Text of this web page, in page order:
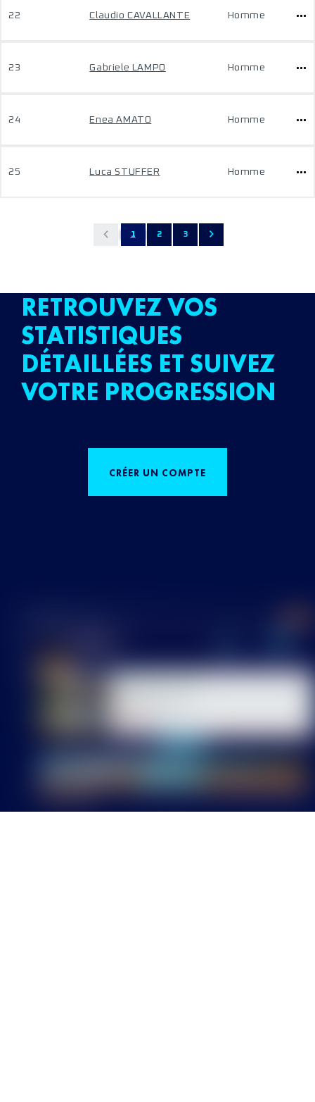
22 Claudio CAVALLANTE Homme
23 Gabriele LAMPO Homme
24 Enea AMATO Homme
25 Luca STUFFER Homme
1 2 3
RETROUVEZ VOS
STATISTIQUES
DÉTAILLÉES ET SUIVEZ
VOTRE PROGRESSION
CRÉER UN COMPTE